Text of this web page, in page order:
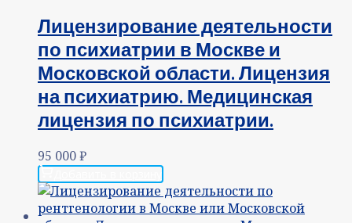
Лицензирование деятельности
по психиатрии в Москве и
Московской области. Лицензия
на психиатрию. Медицинская
лицензия по психиатрии.
95 000₽